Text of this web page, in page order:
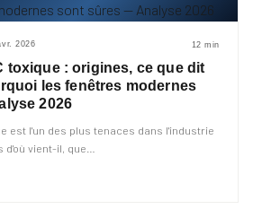
2026 12 min
toxique : origines, ce que dit
les fenêtres modernes
2026
est l'un des plus tenaces dans l'industrie
d'où vient-il, que